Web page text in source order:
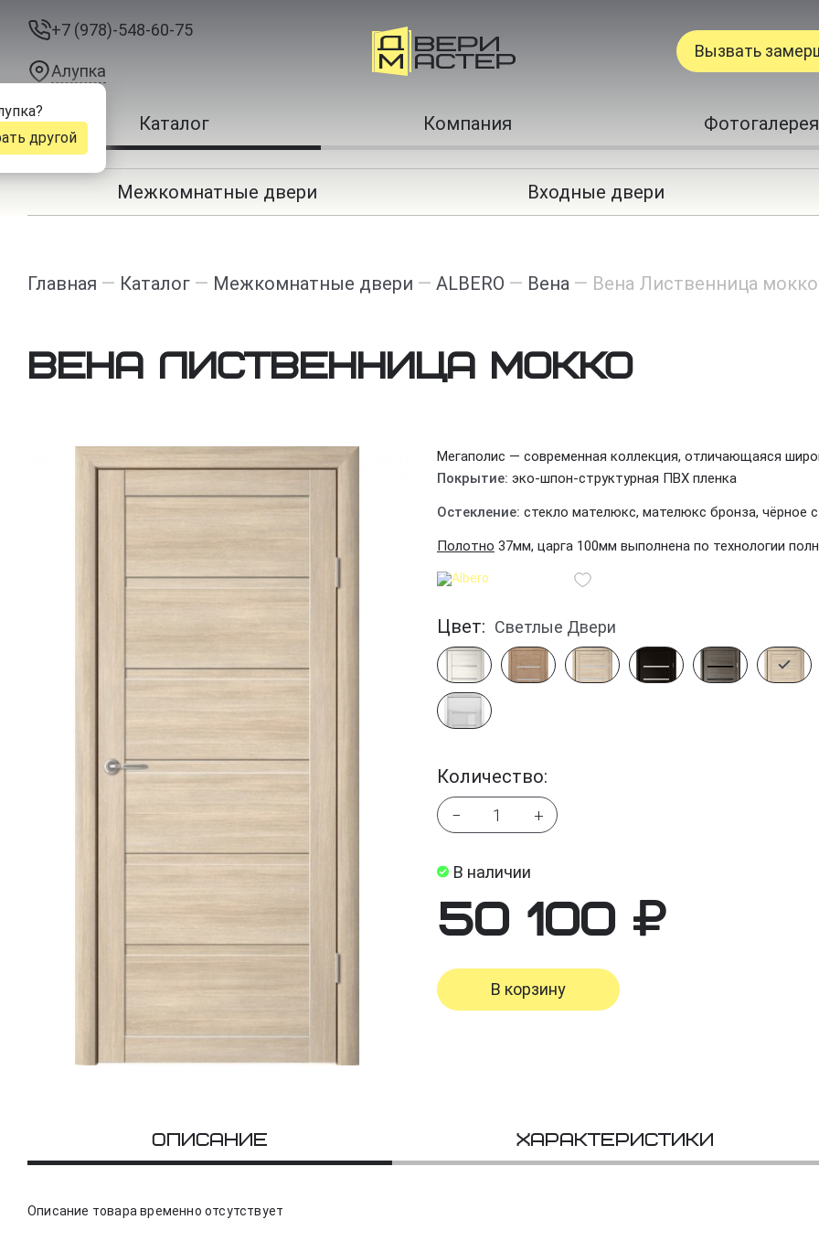
+7 (978)-548-60-75
Алупка
?
другой
Вызвать
Каталог Компания Фотогалерея
Межкомнатные двери Входные двери
Главная — Каталог — Межкомнатные двери — ALBERO — Вена — Вена Лиственница мокко
Вена Лиственница мокко
Мегаполис — современная коллекция, отличающаяся
Покрытие: эко-шпон-структурная ПВХ пленка
Остекление: стекло мателюкс, мателюкс бронза, чёрное
Полотно 37мм, царга 100мм выполнена по технологии
Цвет: Светлые Двери
Количество:
− +
В наличии
50 100
В корзину
Описание Характеристики
Описание товара временно отсутствует